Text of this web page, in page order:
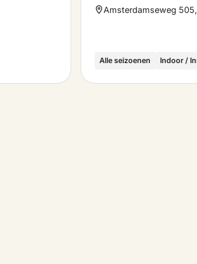
Amsterdamseweg
Alle seizoenen Indoor /